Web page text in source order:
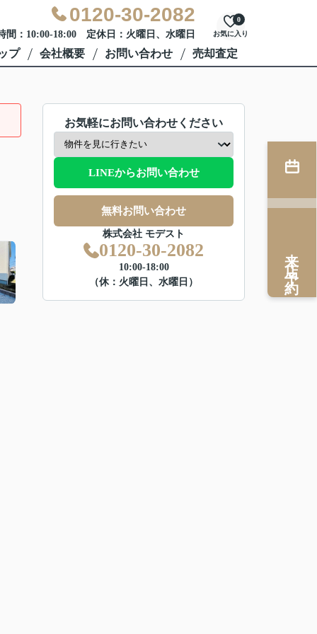
0120-30-2082
間：10:00-18:00 定休日：火曜日、水曜日 お気に入り
0
プ 会社概要 お問い合わせ 売却査定
お気軽にお問い合わせください
LINEからお問い合わせ
無料お問い合わせ
株式会社 モデスト
0120-30-2082
10:00-18:00
（休：火曜日、水曜日）
来店予約